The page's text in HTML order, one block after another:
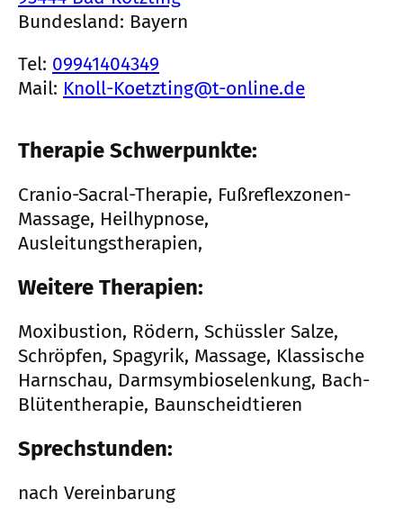
Bundesland: Bayern
Tel: 09941404349
Mail: Knoll-Koetzting@t-online.de
Therapie Schwerpunkte:
Cranio-Sacral-Therapie, Fußreflexzonen-
Massage, Heilhypnose,
Ausleitungstherapien,
Weitere Therapien:
Moxibustion, Rödern, Schüssler Salze,
Schröpfen, Spagyrik, Massage, Klassische
Harnschau, Darmsymbioselenkung, Bach-
Blütentherapie, Baunscheidtieren
Sprechstunden:
nach Vereinbarung